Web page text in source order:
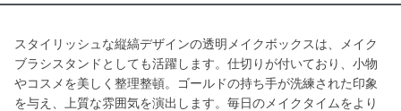
スタイリッシュな縦縞デザインの透明メイクボックスは、メイク
ブラシスタンドとしても活躍します。仕切りが付いており、小物
やコスメを美しく整理整頓。ゴールドの持ち手が洗練された印象
を与え、上質な雰囲気を演出します。毎日のメイクタイムをより